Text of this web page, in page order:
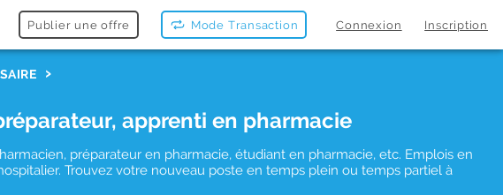
Publier une offre Mode Transaction Connexion Inscription
apprenti en pharmacie
préparateur en pharmacie, étudiant en pharmacie, etc. Emplois en
Trouvez votre nouveau poste en temps plein ou temps partiel à